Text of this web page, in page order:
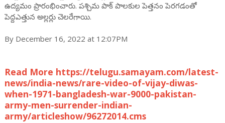
ఉద్యమం ప్రారంభించారు. పశ్చిమ పాక్‌ పాలకుల పెత్తనం పెరగడంతో
పెద్దఎత్తున అల్లర్లు చెలరేగాయి.
By December 16, 2022 at 12:07PM
Read More https://telugu.samayam.com/latest-
news/india-news/rare-video-of-vijay-diwas-
when-1971-bangladesh-war-9000-pakistan-
army-men-surrender-indian-
army/articleshow/96272014.cms